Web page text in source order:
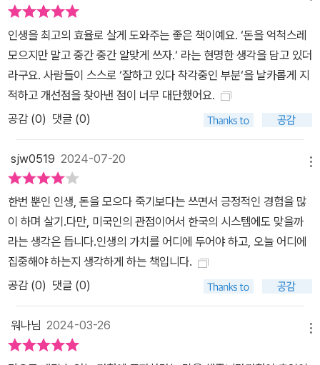
인생을 최고의 효율로 살게 도와주는 좋은 책이예요. ‘돈을 억척스레
모으지만 말고 중간 중간 알맞게 쓰자.‘ 라는 현명한 생각을 담고 있더
라구요. 사람들이 스스로 ‘잘하고 있다 착각중인 부분‘을 날카롭게 지
적하고 개선점을 찾아낸 점이 너무 대단했어요.
공감 (0) 댓글 (0)
sjw0519 2024-07-20
한번 뿐인 인생, 돈을 모으다 죽기보다는 쓰면서 긍정적인 경험을 많
이 하며 살기.다만, 미국인의 관점이어서 한국의 시스템에도 맞을까
라는 생각은 듭니다.인생의 가치를 어디에 두어야 하고, 오늘 어디에
집중해야 하는지 생각하게 하는 책입니다.
공감 (0) 댓글 (0)
워나님 2024-03-26